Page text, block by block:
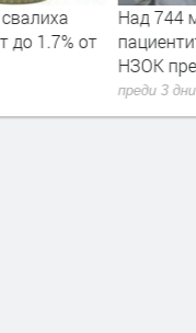
до 1.7% от
Над 744
НЗОК
преди 3 дни